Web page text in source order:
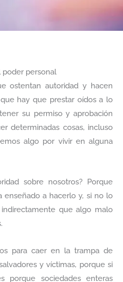
poder personal
ostentan autoridad y hacen
hay que prestar oídos a lo
su permiso y aprobación
determinadas cosas, incluso
algo por vivir en alguna
sobre nosotros? Porque
enseñado a hacerlo y, si no lo
que algo malo
para caer en la trampa de
y víctimas, porque si
porque sociedades enteras